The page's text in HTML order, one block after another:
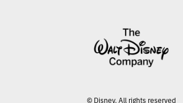
© Disney. All rights reserved